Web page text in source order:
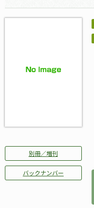
別冊／増刊
バックナンバー